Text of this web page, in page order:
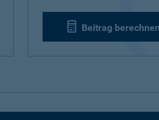
Beitrag berechnen